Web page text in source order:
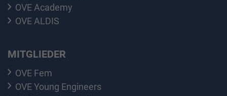
OVE Academy
OVE ALDIS
MITGLIEDER
OVE Fem
OVE Young Engineers